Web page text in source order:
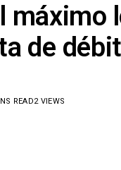
de
READ2 VIEWS